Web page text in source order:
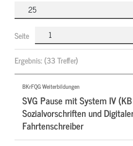
Seite
Ergebnis:(33 Treffer)
BKrFQG Weiterbildungen
SVG Pause mit System IV
Sozialvorschriften und
Fahrtenschreiber